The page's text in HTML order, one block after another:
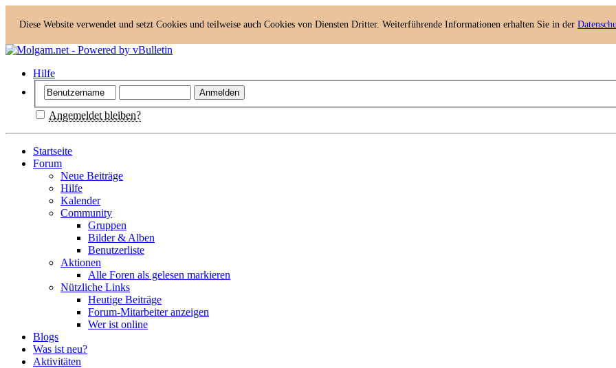
Diese Website verwendet und setzt Cookies und teilweise auch Cookies von Diensten Dritter. Weiterführende Informationen erhalten Sie in der
Hilfe
Angemeldet bleiben?
Startseite
Forum
Neue Beiträge
Hilfe
Kalender
Community
Gruppen
Bilder & Alben
Benutzerliste
Aktionen
Alle Foren als gelesen markieren
Nützliche Links
Heutige Beiträge
Forum-Mitarbeiter anzeigen
Wer ist online
Blogs
Was ist neu?
Aktivitäten